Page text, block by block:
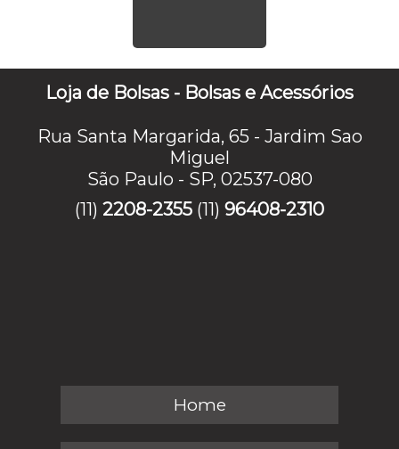
Loja de Bolsas - Bolsas e Acessórios
Rua Santa Margarida, 65 - Jardim Sao
Miguel
São Paulo - SP, 02537-080
(11) 2208-2355 (11) 96408-2310
Home